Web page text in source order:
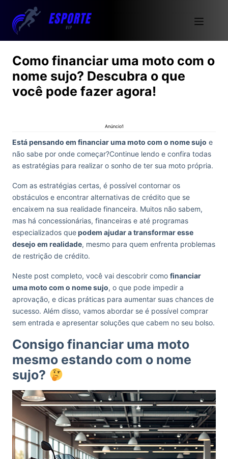
Como financiar uma moto com o
nome sujo? Descubra o que
você pode fazer agora!
Anúncio1
Está pensando em financiar uma moto com o nome sujo e
não sabe por onde começar?Continue lendo e confira todas
as estratégias para realizar o sonho de ter sua moto própria.
Com as estratégias certas, é possível contornar os
obstáculos e encontrar alternativas de crédito que se
encaixem na sua realidade financeira. Muitos não sabem,
mas há concessionárias, financeiras e até programas
especializados quepodem ajudar a transformar esse
desejo em realidade, mesmo para quem enfrenta problemas
de restrição de crédito.
Neste post completo, você vai descobrir como financiar
uma moto com o nome sujo, o que pode impedir a
aprovação, e dicas práticas para aumentar suas chances de
sucesso. Além disso, vamos abordar se é possível comprar
sem entrada e apresentar soluções que cabem no seu bolso.
Consigo financiar uma moto
mesmo estando com o nome
sujo?